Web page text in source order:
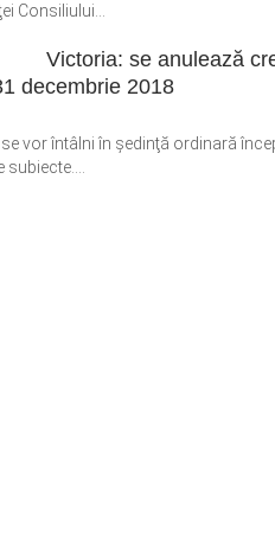
Consiliului...
Victoria: se anulează
decembrie 2018
vor întâlni în şedinţă ordinară